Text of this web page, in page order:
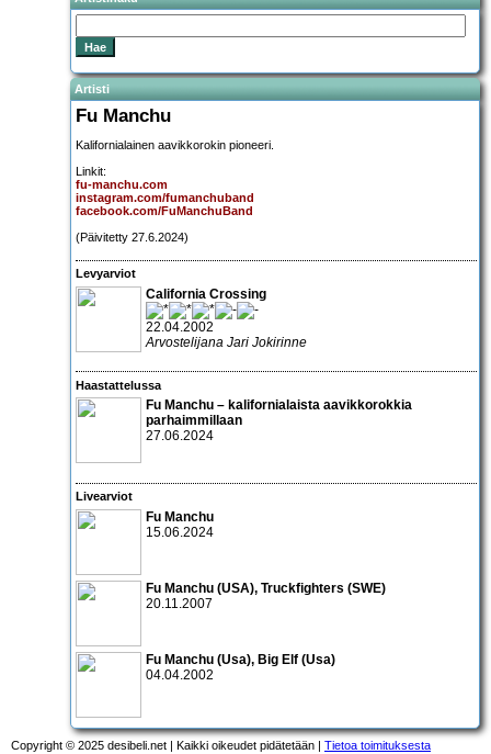
Artisti
Fu Manchu
Kalifornialainen aavikkorokin pioneeri.
Linkit:
fu-manchu.com
instagram.com/fumanchuband
facebook.com/FuManchuBand
(Päivitetty 27.6.2024)
Levyarviot
California Crossing
22.04.2002
Arvostelijana Jari Jokirinne
Haastattelussa
Fu Manchu – kalifornialaista aavikkorokkia
parhaimmillaan
27.06.2024
Livearviot
Fu Manchu
15.06.2024
Fu Manchu (USA), Truckfighters (SWE)
20.11.2007
Fu Manchu (Usa), Big Elf (Usa)
04.04.2002
Copyright © 2025 desibeli.net | Kaikki oikeudet pidätetään | Tietoa toimituksesta